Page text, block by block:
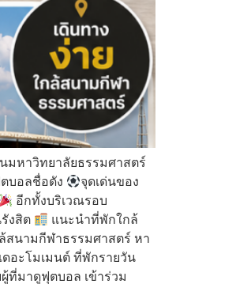
มหาวิทยาลัยธรรมศาสตร์
บอลชื่อดัง
จุดเด่นของ
อีกทั้งบริเวณรอบ
งสิต
แนะนำที่พักใกล้
สนามกีฬาธรรมศาสตร์ หา
อะโมเมนต์ ที่พักรายวัน
ที่มาดูฟุตบอล เข้าร่วม